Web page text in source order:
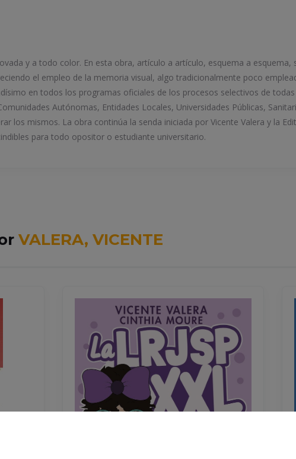
y a todo color. En esta obra, artículo a artículo, esquema a esquema,
el empleo de la memoria visual, algo tradicionalmente poco
en todos los programas oficiales de los procesos selectivos de
Autónomas, Entidades Locales, Universidades Públicas,
los mismos. La obra continúa la senda iniciada por Vicente Valera y la
para todo opositor o estudiante universitario.
VALERA, VICENTE